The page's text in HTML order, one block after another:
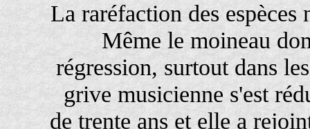
La raréfaction des espèces
Même le moineau
régression, surtout dans
grive musicienne s'est
de trente ans et elle a